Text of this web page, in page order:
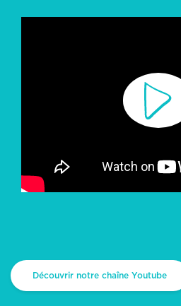
Découvrir notre chaîne Youtube